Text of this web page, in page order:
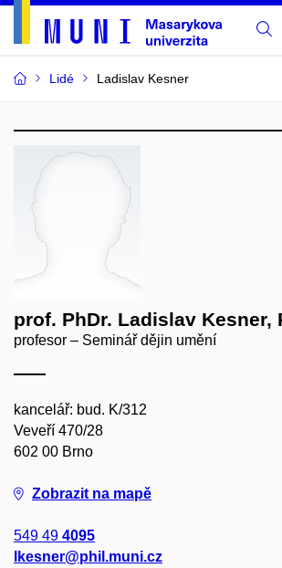
Lidé Ladislav Kesner
prof. PhDr. Ladislav Kesner,
profesor – Seminář dějin umění
kancelář: bud. K/312
Veveří 470/28
602 00 Brno
Zobrazit na mapě
549 49 4095
lkesner@phil.muni.cz